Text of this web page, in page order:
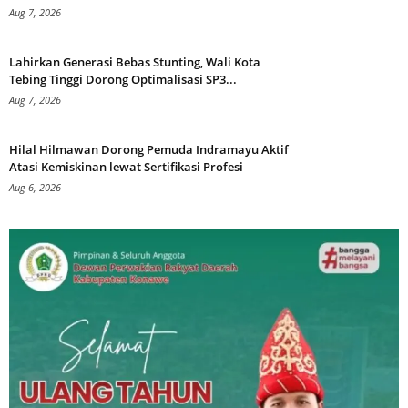
Aug 7, 2026
Lahirkan Generasi Bebas Stunting, Wali Kota
Tebing Tinggi Dorong Optimalisasi SP3...
Aug 7, 2026
Hilal Hilmawan Dorong Pemuda Indramayu Aktif
Atasi Kemiskinan lewat Sertifikasi Profesi
Aug 6, 2026